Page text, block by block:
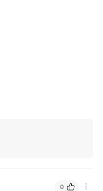
51g (디스커스 및 모든
0